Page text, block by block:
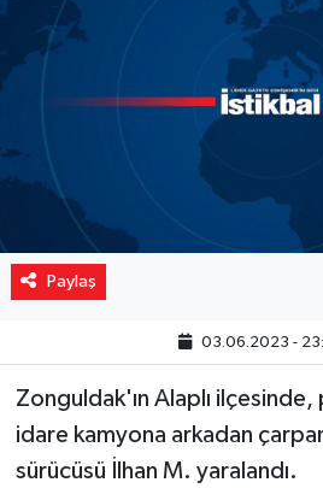
Paylaş
03.06.2023 -
Zonguldak'ın Alaplı ilçesinde,
idare kamyona arkadan
sürücüsü İlhan M. yaralandı.
Yaşam